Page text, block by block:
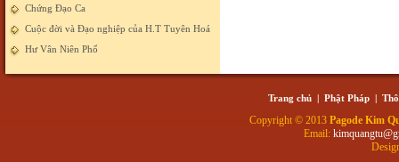
Chứng Đạo Ca
Cuộc đời và Đạo nghiệp của H.T Tuyên Hoá
Hư Vân Niên Phổ
Trang chủ | Phật Pháp |
Copyright © 2013 Pagode Kim
Email: